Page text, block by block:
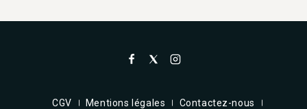
CGV Mentions légales Contactez-nous